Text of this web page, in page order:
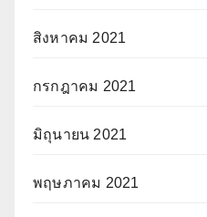
สิงหาคม 2021
กรกฎาคม 2021
มิถุนายน 2021
พฤษภาคม 2021